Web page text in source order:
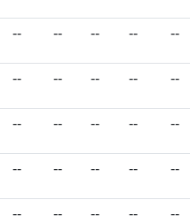
-- -- -- -- --
-- -- -- -- --
-- -- -- -- --
-- -- -- -- --
-- -- -- -- --